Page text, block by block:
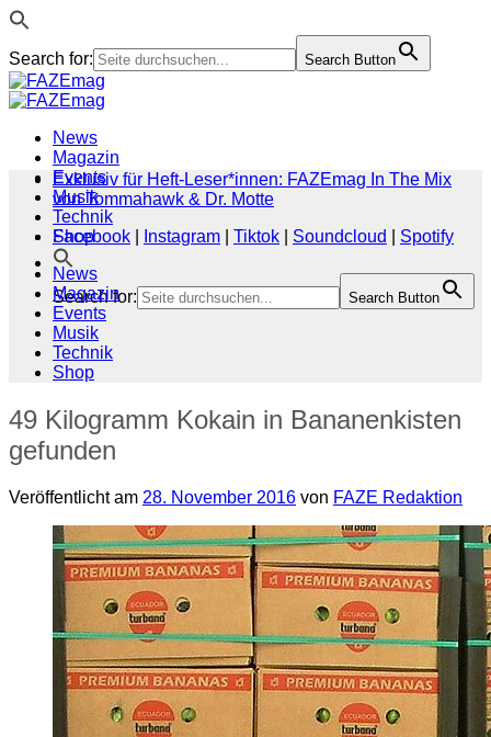
Search for: Search Button
Zum
Inhalt
News
Magazin
Events
Musik
Technik
Shop
Search for: Search Button
Exklusiv für Heft-Leser*innen: FAZEmag In The Mix
von Tommahawk & Dr. Motte
Facebook
Instagram Tiktok Soundcloud
Spotify
News
Magazin
Events
Musik
Technik
Shop
49 Kilogramm Kokain in Bananenkisten
gefunden
Veröffentlicht am 28. November 2016 von FAZE Redaktion